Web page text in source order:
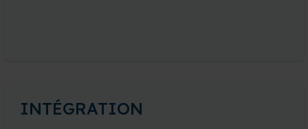
INTÉGRATION